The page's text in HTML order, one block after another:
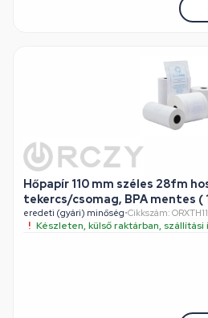
Hőpapír 110 mm széles 28fm
tekercs/csomag, BPA mentes (
eredeti (gyári) minőség•Cikkszám:
Készleten, külső raktárban, szállítási